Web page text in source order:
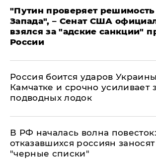
"Путин проверяет решимость
Запада", – Сенат США
взялся за "адские санкции"
России
Россия боится ударов
Камчатке и срочно усиливает
подводных лодок
​В РФ началась волна повесток:
отказавшихся россиян
"черные списки"